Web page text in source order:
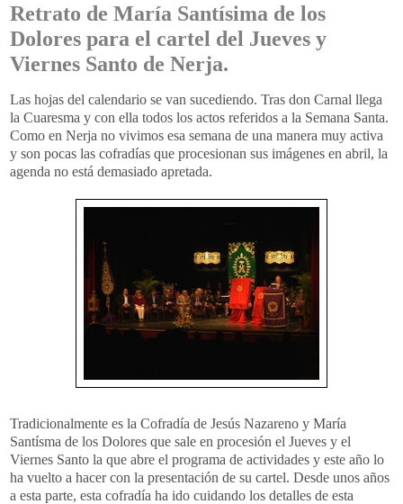
Retrato de María Santísima de los
Dolores para el cartel del Jueves y
Viernes Santo de Nerja.
Las hojas del calendario se van sucediendo. Tras don Carnal llega
la Cuaresma y con ella todos los actos referidos a la Semana Santa.
Como en Nerja no vivimos esa semana de una manera muy activa
y son pocas las cofradías que procesionan sus imágenes en abril, la
agenda no está demasiado apretada.
Tradicionalmente es la Cofradía de Jesús Nazareno y María
Santísma de los Dolores que sale en procesión el Jueves y el
Viernes Santo la que abre el programa de actividades y este año lo
ha vuelto a hacer con la presentación de su cartel. Desde unos años
a esta parte, esta cofradía ha ido cuidando los detalles de esta